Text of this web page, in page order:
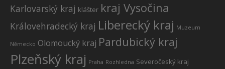
Karlovarský kraj klášter kraj Vysočina
Královehradecký kraj Liberecký kraj Muzeum
Německo Olomoucký kraj Pardubický kraj
Plzeňský kraj Praha Rozhledna Severočeský kraj